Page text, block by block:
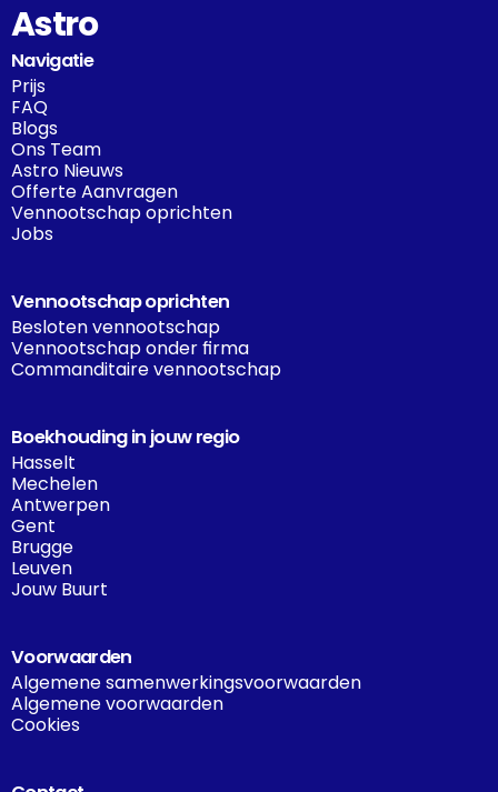
Astro
Navigatie
Prijs
FAQ
Blogs
Ons Team
Astro Nieuws
Offerte Aanvragen
Vennootschap oprichten
Jobs
Vennootschap oprichten
Besloten vennootschap
Vennootschap onder firma
Commanditaire vennootschap
Boekhouding in jouw regio
Hasselt
Mechelen
Antwerpen
Gent
Brugge
Leuven
Jouw Buurt
Voorwaarden
Algemene samenwerkingsvoorwaarden
Algemene voorwaarden
Cookies